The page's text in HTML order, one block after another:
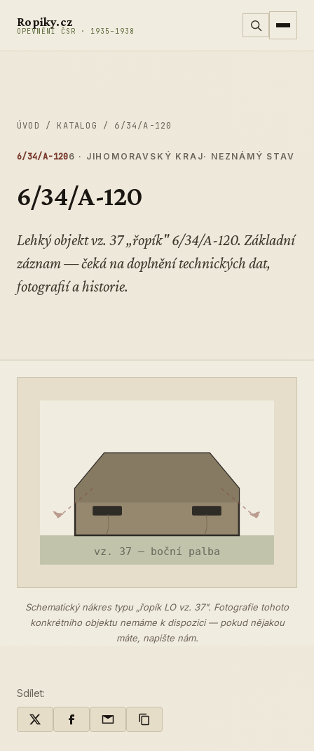
Ropiky.cz
OPEVNĚNÍ ČSR · 1935–1938
ÚVOD / KATALOG / 6/34/A-120
6/34/A-1206 · JIHOMORAVSKÝ KRAJ· NEZNÁMÝ STAV
6/34/A-120
Lehký objekt vz. 37 „řopík" 6/34/A-120. Základní
záznam — čeká na doplnění technických dat,
fotografií a historie.
Schematický nákres typu „řopík LO vz. 37". Fotografie tohoto
konkrétního objektu nemáme k dispozici — pokud nějakou
máte, napište nám.
Sdílet: